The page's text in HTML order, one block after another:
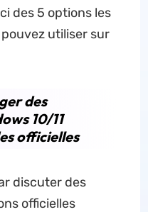
des 5 options les
utiliser sur
des
10/11
officielles
discuter des
officielles